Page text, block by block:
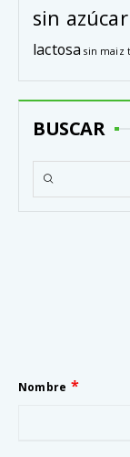
sin azúcar
lactosa sin maiz
BUSCAR
Nombre